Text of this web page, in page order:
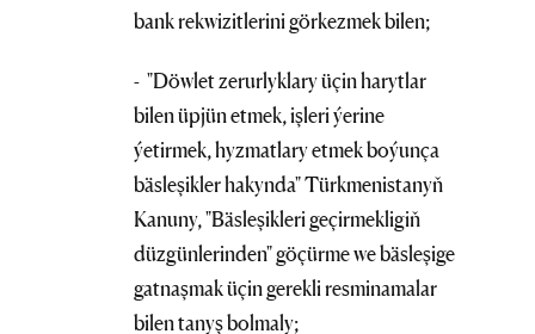
bank rekwizitlerini görkezmek bilen;
- "Döwlet zerurlyklary üçin harytlar
bilen üpjün etmek, işleri ýerine
ýetirmek, hyzmatlary etmek boýunça
bäsleşikler hakynda" Türkmenistanyň
Kanuny, "Bäsleşikleri geçirmekligiň
düzgünlerinden" göçürme we bäsleşige
gatnaşmak üçin gerekli resminamalar
bilen tanyş bolmaly;